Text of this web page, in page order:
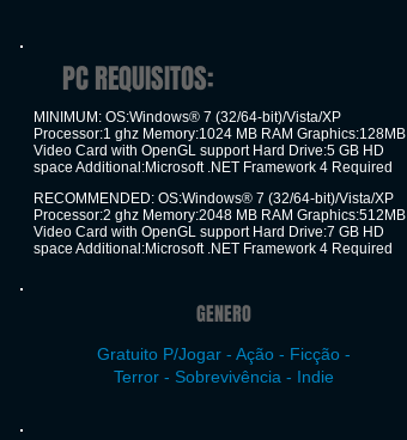
PC REQUISITOS:
MINIMUM: OS:Windows® 7 (32/64-bit)/Vista/XP
Processor:1 ghz Memory:1024 MB RAM Graphics:128MB
Video Card with OpenGL support Hard Drive:5 GB HD
space Additional:Microsoft .NET Framework 4 Required
RECOMMENDED: OS:Windows® 7 (32/64-bit)/Vista/XP
Processor:2 ghz Memory:2048 MB RAM Graphics:512MB
Video Card with OpenGL support Hard Drive:7 GB HD
space Additional:Microsoft .NET Framework 4 Required
GENERO
Gratuito P/Jogar - Ação - Ficção -
Terror - Sobrevivência - Indie